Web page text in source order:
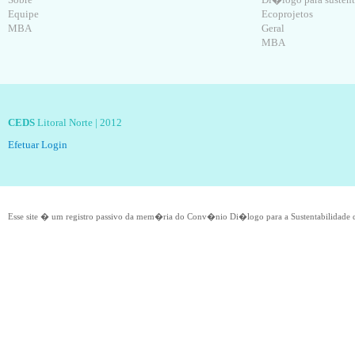
Equipe
MBA
Ecoprojetos
Geral
MBA
CEDS Litoral Norte | 2012
Efetuar Login
Esse site � um registro passivo da mem�ria do Conv�nio Di�logo para a Sustentabilidade